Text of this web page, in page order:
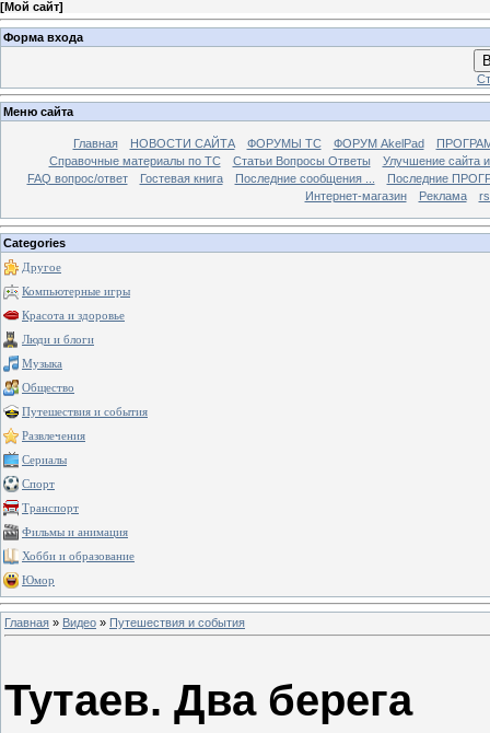
[Мой сайт]
Форма входа
Меню сайта
Главная НОВОСТИ САЙТА ФОРУМЫ TC ФОРУМ AkelPad
Справочные материалы по TС
Статьи Вопросы Ответы
Улучшение сайта
FAQ вопрос/ответ
Гостевая книга Последние сообщения ...
Последние
Интернет-магазин
Реклама
Categories
Другое
Компьютерные игры
Красота и здоровье
Люди и блоги
Музыка
Общество
Путешествия и события
Развлечения
Сериалы
Спорт
Транспорт
Фильмы и анимация
Хобби и образование
Юмор
Главная » Видео » Путешествия и события
Тутаев. Два берега